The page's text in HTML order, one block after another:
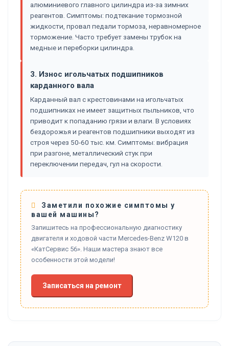
алюминиевого главного цилиндра из-за зимних
реагентов. Симптомы: подтекание тормозной
жидкости, провал педали тормоза, неравномерное
торможение. Часто требует замены трубок на
медные и переборки цилиндра.
3. Износ игольчатых подшипников
карданного вала
Карданный вал с крестовинами на игольчатых
подшипниках не имеет защитных пыльников, что
приводит к попаданию грязи и влаги. В условиях
бездорожья и реагентов подшипники выходят из
строя через 50-60 тыс. км. Симптомы: вибрация
при разгоне, металлический стук при
переключении передач, гул на скорости.
Заметили похожие симптомы у
вашей машины?
Запишитесь на профессиональную диагностику
двигателя и ходовой части Mercedes-Benz W120 в
«КатСервис 56». Наши мастера знают все
особенности этой модели!
Записаться на ремонт